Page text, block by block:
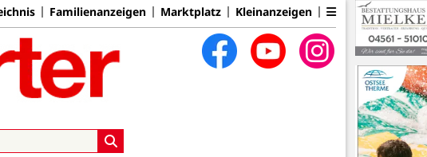
Familienanzeigen Marktplatz Kleinanzeigen